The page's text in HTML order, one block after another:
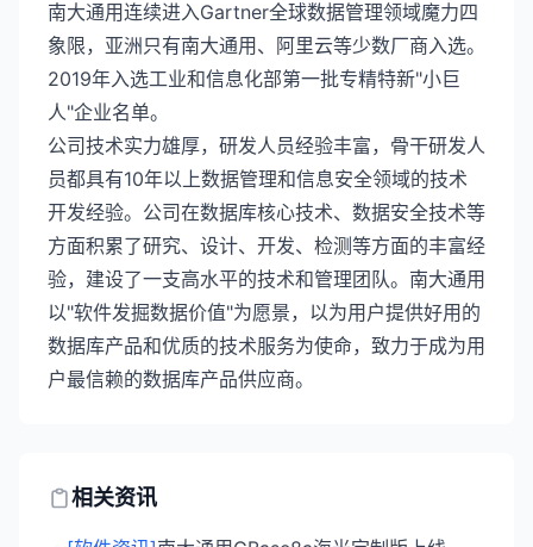
南大通用连续进入Gartner全球数据管理领域魔力四
象限，亚洲只有南大通用、阿里云等少数厂商入选。
2019年入选工业和信息化部第一批专精特新"小巨
人"企业名单。
公司技术实力雄厚，研发人员经验丰富，骨干研发人
员都具有10年以上数据管理和信息安全领域的技术
开发经验。公司在数据库核心技术、数据安全技术等
方面积累了研究、设计、开发、检测等方面的丰富经
验，建设了一支高水平的技术和管理团队。南大通用
以"软件发掘数据价值"为愿景，以为用户提供好用的
数据库产品和优质的技术服务为使命，致力于成为用
户最信赖的数据库产品供应商。
相关资讯